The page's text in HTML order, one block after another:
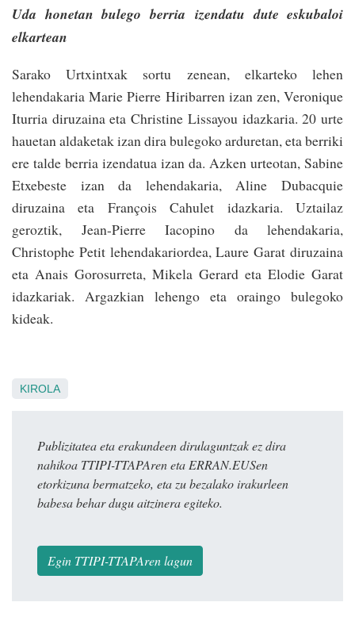
Uda honetan bulego berria izendatu dute eskubaloi
elkartean
Sarako Urtxintxak sortu zenean, elkarteko lehen
lehendakaria Marie Pie­rre Hiribarren izan zen, Veronique
Itu­rria diruzaina eta Christine Lissayou idazkaria. 20 urte
hauetan aldaketak izan dira bulegoko arduretan, eta berri­ki
ere talde berria izendatua izan da. Azken urteotan, Sabine
Etxe­beste izan da lehendakaria, Aline Dubacquie
diruzaina eta François­ Cahulet idazkaria. Uztailaz
geroztik, Jean-Pierre Iacopino da lehendakaria,
Christophe Petit lehendakariordea, Laure Garat diruzaina
eta Anais Gorosurreta, Mikela Gerard eta Elodie Garat
idazkariak. Argazkian lehengo eta oraingo bulegoko
kideak.
KIROLA
Publizitatea eta erakundeen dirulaguntzak ez dira
nahikoa TTIPI-TTAPAren eta ERRAN.EUSen
etorkizuna bermatzeko, eta zu bezalako irakurleen
babesa behar dugu aitzinera egiteko.
Egin TTIPI-TTAPAren lagun